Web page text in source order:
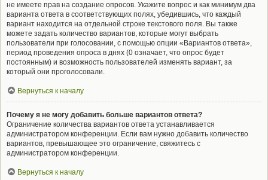
не имеете прав на создание опросов. Укажите вопрос и как минимум два
варианта ответа в соответствующих полях, убедившись, что каждый
вариант находится на отдельной строке текстового поля. Вы также
можете задать количество вариантов, которые могут выбрать
пользователи при голосовании, с помощью опции «Вариантов ответа»,
период проведения опроса в днях (0 означает, что опрос будет
постоянным) и возможность пользователей изменять вариант, за
который они проголосовали.
Вернуться к началу
Почему я не могу добавить больше вариантов ответа?
Ограничение количества вариантов ответа устанавливается
администратором конференции. Если вам нужно добавить количество
вариантов, превышающее это ограничение, свяжитесь с
администратором конференции.
Вернуться к началу